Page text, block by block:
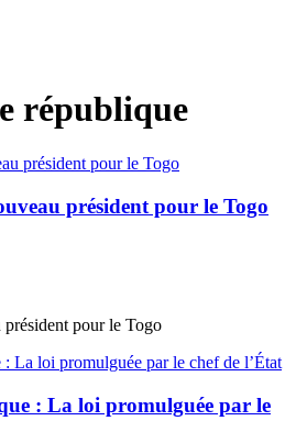
république
président pour le Togo
pour le Togo
: La loi promulguée par le